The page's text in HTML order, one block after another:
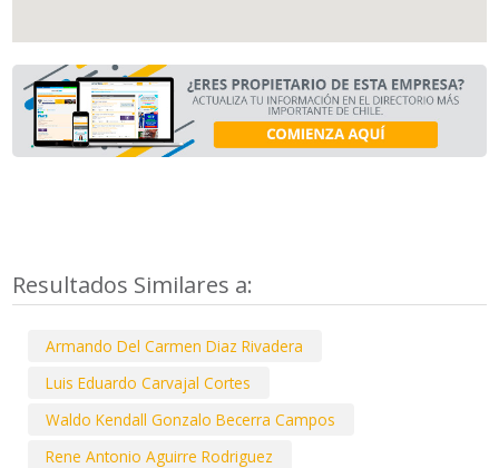
Resultados Similares a:
Armando Del Carmen Diaz Rivadera
Luis Eduardo Carvajal Cortes
Waldo Kendall Gonzalo Becerra Campos
Rene Antonio Aguirre Rodriguez